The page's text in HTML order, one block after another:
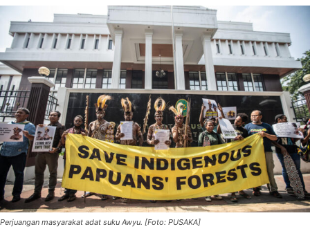
Perjuangan masyarakat adat suku Awyu. [Foto: PUSAKA]